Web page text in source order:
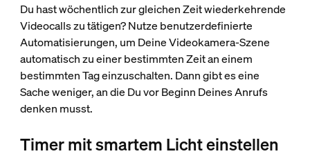
Du hast wöchentlich zur gleichen Zeit wiederkehrende
Videocalls zu tätigen? Nutze benutzerdefinierte
Automatisierungen, um Deine Videokamera-Szene
automatisch zu einer bestimmten Zeit an einem
bestimmten Tag einzuschalten. Dann gibt es eine
Sache weniger, an die Du vor Beginn Deines Anrufs
denken musst.
Timer mit smartem Licht einstellen